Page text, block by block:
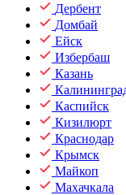
Дербент
Домбай
Ейск
Избербаш
Казань
Каспийск
Кизилюрт
Краснодар
Крымск
Майкоп
Махачкала